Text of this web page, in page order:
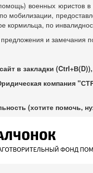
военных юристов
мобилизации,
кормильца, по
и замечания
в закладки
компания
(хотите помочь,